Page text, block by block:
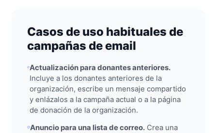
Casos de uso habituales de
campañas de email
Actualización para donantes anteriores.
Incluye a los donantes anteriores de la
organización, escribe un mensaje compartido
y enlázalos a la campaña actual o a la página
de donación de la organización.
Anuncio para una lista de correo.Crea una